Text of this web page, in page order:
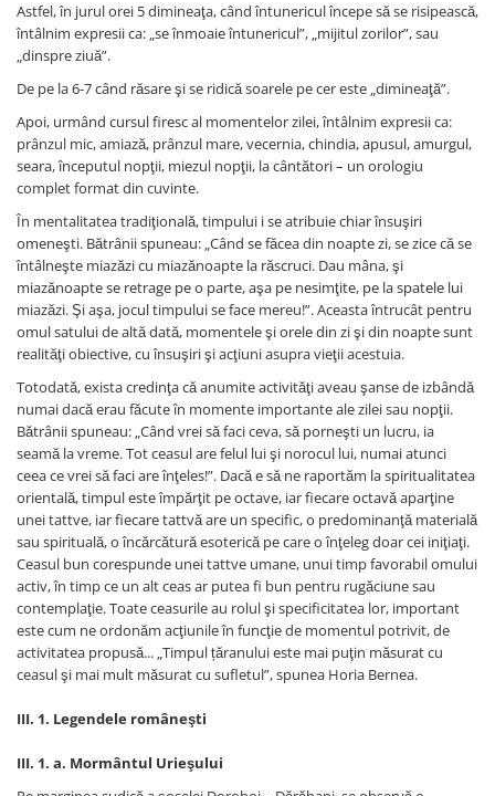
Astfel, în jurul orei 5 dimineaţa, când întunericul începe să se risipească,
întâlnim expresii ca: „se înmoaie întunericul”, „mijitul zorilor”, sau
„dinspre ziuă”.
De pe la 6-7 când răsare şi se ridică soarele pe cer este „dimineaţă”.
Apoi, urmând cursul firesc al momentelor zilei, întâlnim expresii ca:
prânzul mic, amiază, prânzul mare, vecernia, chindia, apusul, amurgul,
seara, începutul nopţii, miezul nopţii, la cântători – un orologiu
complet format din cuvinte.
În mentalitatea tradiţională, timpului i se atribuie chiar însuşiri
omeneşti. Bătrânii spuneau: „Când se făcea din noapte zi, se zice că se
întâlneşte miazăzi cu miazănoapte la răscruci. Dau mâna, şi
miazănoapte se retrage pe o parte, aşa pe nesimţite, pe la spatele lui
miazăzi. Şi aşa, jocul timpului se face mereu!”. Aceasta întrucât pentru
omul satului de altă dată, momentele şi orele din zi şi din noapte sunt
realităţi obiective, cu însuşiri şi acţiuni asupra vieţii acestuia.
Totodată, exista credinţa că anumite activităţi aveau şanse de izbândă
numai dacă erau făcute în momente importante ale zilei sau nopţii.
Bătrânii spuneau: „Când vrei să faci ceva, să porneşti un lucru, ia
seamă la vreme. Tot ceasul are felul lui şi norocul lui, numai atunci
ceea ce vrei să faci are înţeles!”. Dacă e să ne raportăm la spiritualitatea
orientală, timpul este împărţit pe octave, iar fiecare octavă aparţine
unei tattve, iar fiecare tattvă are un specific, o predominanţă materială
sau spirituală, o încărcătură esoterică pe care o înţeleg doar cei iniţiaţi.
Ceasul bun corespunde unei tattve umane, unui timp favorabil omului
activ, în timp ce un alt ceas ar putea fi bun pentru rugăciune sau
contemplaţie. Toate ceasurile au rolul şi specificitatea lor, important
este cum ne ordonăm acţiunile în funcţie de momentul potrivit, de
activitatea propusă... „Timpul țăranului este mai puţin măsurat cu
ceasul şi mai mult măsurat cu sufletul”, spunea Horia Bernea.
III. 1. Legendele româneşti
III. 1. a. Mormântul Urieşului